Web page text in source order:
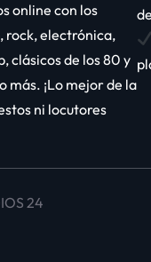
online con los
rock, electrónica,
clásicos de los 80 y
más. ¡Lo mejor de la
ni locutores
24